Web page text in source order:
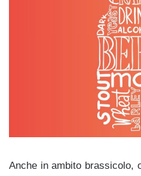
Anche in ambito brassicolo,